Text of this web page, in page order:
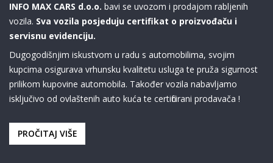
INFO MAX CARS d.o.o. bavi se uvozom i prodajom rabljenih
vozila. Sva vozila posjeduju certifikat o proizvođaču i
servisnu evidenciju.
Dugogodišnjim iskustvom u radu s automobilima, svojim
kupcima osigurava vrhunsku kvalitetu usluga te pruža sigurnost
prilikom kupovine automobila. Također vozila nabavljamo
isključivo od ovlaštenih auto kuća te certificirani prodavača !
PROČITAJ VIŠE